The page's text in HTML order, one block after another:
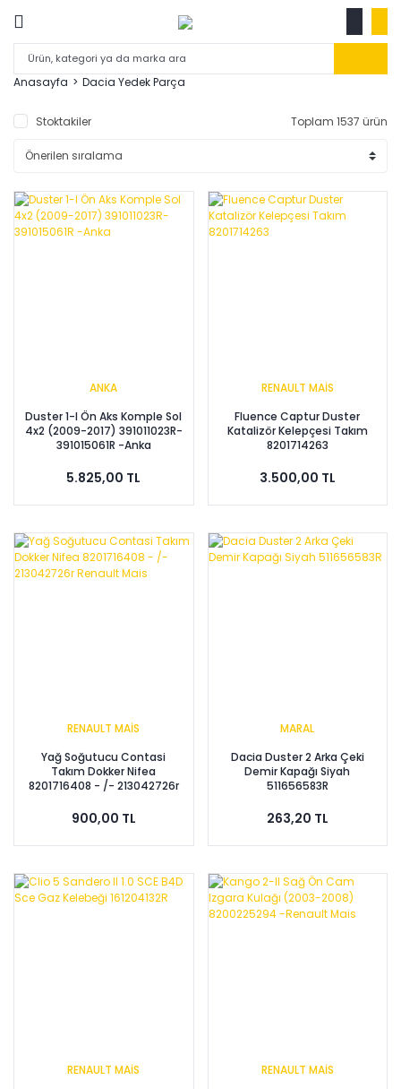
Anasayfa Dacia Yedek Parça
Stoktakiler Toplam 1537 ürün
ANKA
Duster 1-I Ön Aks Komple Sol
4x2 (2009-2017) 391011023R-
391015061R -Anka
5.825,00 TL
RENAULT MAİS
Fluence Captur Duster
Katalizör Kelepçesi Takım
8201714263
3.500,00 TL
RENAULT MAİS
Yağ Soğutucu Contasi
Takım Dokker Nifea
8201716408 - /- 213042726r
900,00 TL
MARAL
Dacia Duster 2 Arka Çeki
Demir Kapağı Siyah
511656583R
263,20 TL
RENAULT MAİS
RENAULT MAİS